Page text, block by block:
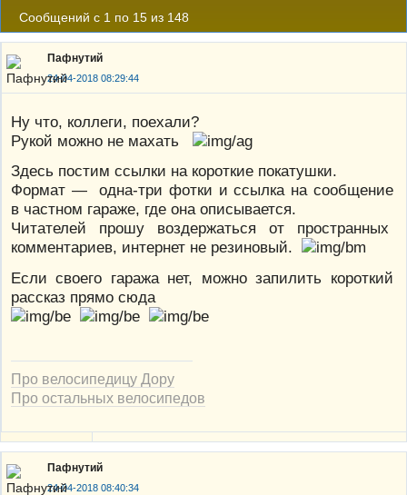
Сообщений с 1 по 15 из 148
Пафнутий
24-04-2018 08:29:44
Ну что, коллеги, поехали?
Рукой можно не махать
Здесь постим ссылки на короткие покатушки.
Формат — одна-три фотки и ссылка на сообщение
в частном гараже, где она описывается.
Читателей прошу воздержаться от пространных
комментариев, интернет не резиновый.
Если своего гаража нет, можно запилить короткий
рассказ прямо сюда
Про велосипедицу Дору
Про остальных велосипедов
Пафнутий
24-04-2018 08:40:34